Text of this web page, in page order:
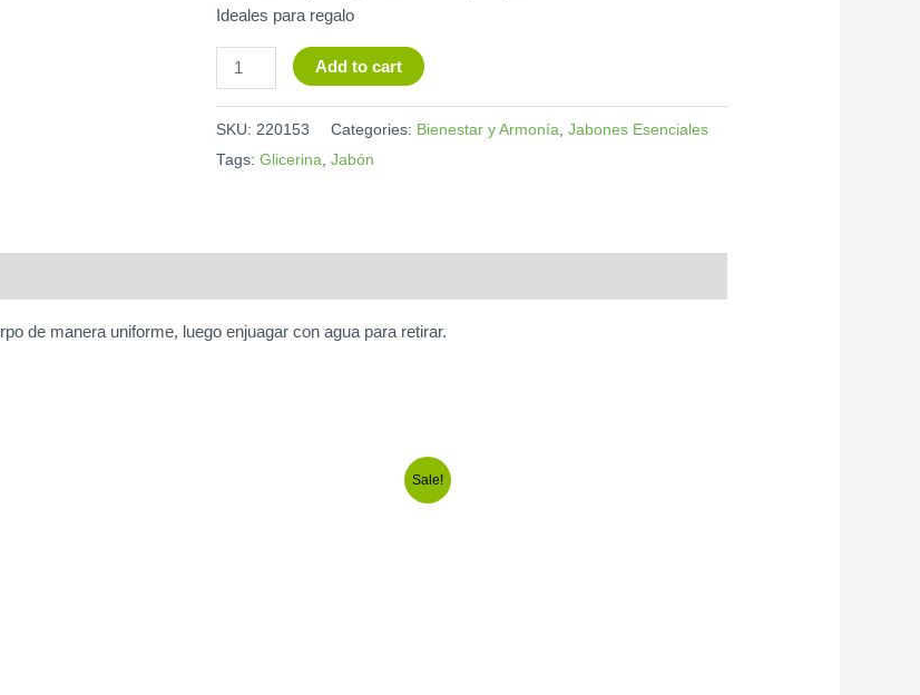
Ideales para regalo
Add to cart
SKU: 220153 Categories: Bienestar y Armonía Jabones Esenciales
Tags: Glicerina Jabón
de manera uniforme, luego enjuagar con agua para retirar.
Sale!